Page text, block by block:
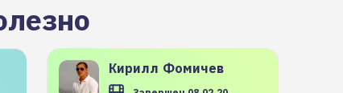
Кирилл Фомичев